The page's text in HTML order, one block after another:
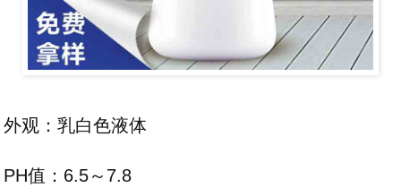
外观：乳白色液体
PH值：6.5～7.8